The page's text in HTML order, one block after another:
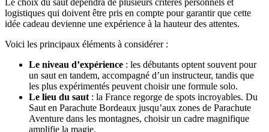
Le choix du saut dépendra de plusieurs critères personnels et
logistiques qui doivent être pris en compte pour garantir que cette
idée cadeau devienne une expérience à la hauteur des attentes.
Voici les principaux éléments à considérer :
Le niveau d’expérience : les débutants optent souvent pour
un saut en tandem, accompagné d’un instructeur, tandis que
les plus expérimentés peuvent choisir une formule solo.
Le lieu du saut : la France regorge de spots incroyables. Du
Saut en Parachute Bordeaux jusqu’aux zones de Parachute
Aventure dans les montagnes, choisir un cadre magnifique
amplifie la magie.